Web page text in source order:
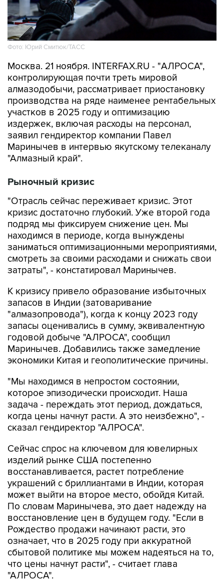
Фото: Юрий Смитюк/ТАСС
Москва. 21 ноября. INTERFAX.RU - "АЛРОСА",
контролирующая почти треть мировой
алмазодобычи, рассматривает приостановку
производства на ряде наименее рентабельных
участков в 2025 году и оптимизацию
издержек, включая расходы на персонал,
заявил гендиректор компании Павел
Маринычев в интервью якутскому телеканалу
"Алмазный край".
Рыночный кризис
"Отрасль сейчас переживает кризис. Этот
кризис достаточно глубокий. Уже второй года
подряд мы фиксируем снижение цен. Мы
находимся в периоде, когда вынуждены
заниматься оптимизационными мероприятиями,
смотреть за своими расходами и снижать свои
затраты", - констатировал Маринычев.
К кризису привело образование избыточных
запасов в Индии (затоваривание
"алмазопровода"), когда к концу 2023 году
запасы оценивались в сумму, эквивалентную
годовой добыче "АЛРОСА", сообщил
Маринычев. Добавились также замедление
экономики Китая и геополитические причины.
"Мы находимся в непростом состоянии,
которое эпизодически происходит. Наша
задача - переждать этот период, дождаться,
когда цены начнут расти. А это неизбежно", -
сказал гендиректор "АЛРОСА".
Сейчас спрос на ключевом для ювелирных
изделий рынке США постепенно
восстанавливается, растет потребление
украшений с бриллиантами в Индии, которая
может выйти на второе место, обойдя Китай.
По словам Маринычева, это дает надежду на
восстановление цен в будущем году. "Если в
Рождество продажи начинают расти, это
означает, что в 2025 году при аккуратной
сбытовой политике мы можем надеяться на то,
что цены начнут расти", - считает глава
"АЛРОСА".